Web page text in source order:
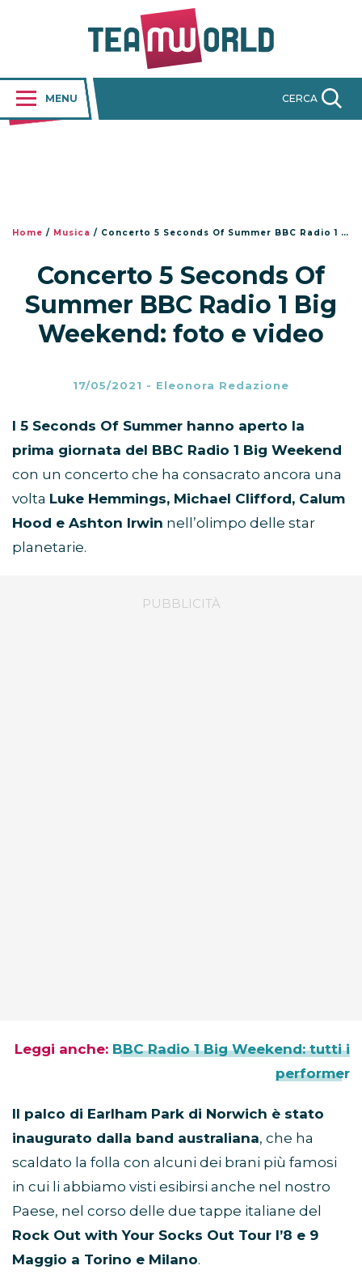
MENU CERCA
Home / Musica / Concerto 5 Seconds Of Summer BBC Radio 1 Big Weekend: foto e video
Concerto 5 Seconds Of
Summer BBC Radio 1 Big
Weekend: foto e video
17/05/2021 - Eleonora Redazione
I 5 Seconds Of Summer hanno aperto la
prima giornata del BBC Radio 1 Big Weekend
con un concerto che ha consacrato ancora una
volta Luke Hemmings, Michael Clifford, Calum
Hood e Ashton Irwin nell’olimpo delle star
planetarie.
Leggi anche: BBC Radio 1 Big Weekend: tutti i
performer
Il palco di Earlham Park di Norwich è stato
inaugurato dalla band australiana, che ha
scaldato la folla con alcuni dei brani più famosi
in cui li abbiamo visti esibirsi anche nel nostro
Paese, nel corso delle due tappe italiane del
Rock Out with Your Socks Out Tour l’8 e 9
Maggio a Torino e Milano.